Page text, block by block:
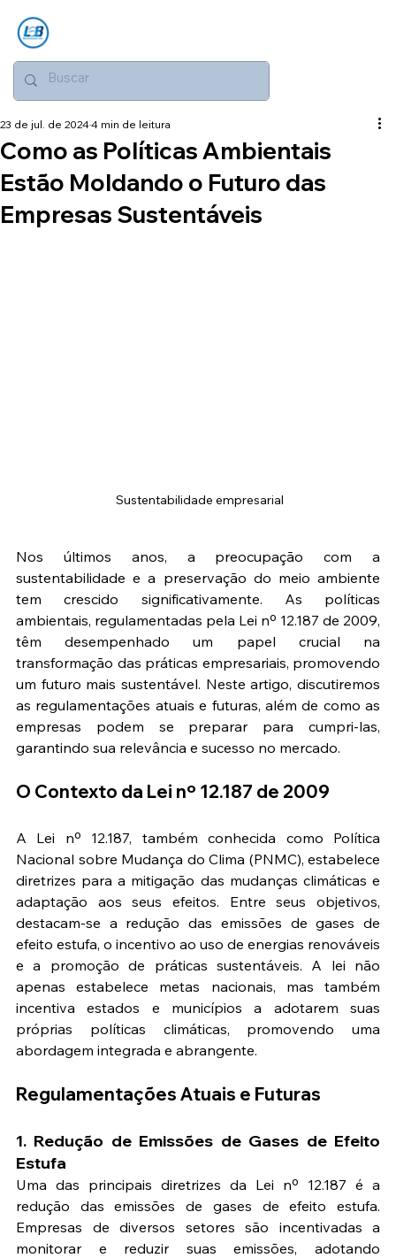
Como as Políticas Ambientais
Estão Moldando o Futuro das
Empresas Sustentáveis
23 de jul. de 20244 min de leitura
Sustentabilidade empresarial
Nos últimos anos, a preocupação com a
sustentabilidade e a preservação do meio ambiente
tem crescido significativamente. As políticas
ambientais, regulamentadas pela Lei nº 12.187 de 2009,
têm desempenhado um papel crucial na
transformação das práticas empresariais, promovendo
um futuro mais sustentável. Neste artigo, discutiremos
as regulamentações atuais e futuras, além de como as
empresas podem se preparar para cumpri-las,
garantindo sua relevância e sucesso no mercado.
O Contexto da Lei nº 12.187 de 2009
A Lei nº 12.187, também conhecida como Política
Nacional sobre Mudança do Clima (PNMC), estabelece
diretrizes para a mitigação das mudanças climáticas e
adaptação aos seus efeitos. Entre seus objetivos,
destacam-se a redução das emissões de gases de
efeito estufa, o incentivo ao uso de energias renováveis
e a promoção de práticas sustentáveis. A lei não
apenas estabelece metas nacionais, mas também
incentiva estados e municípios a adotarem suas
próprias políticas climáticas, promovendo uma
abordagem integrada e abrangente.
Regulamentações Atuais e Futuras
1. Redução de Emissões de Gases de Efeito
Estufa
Uma das principais diretrizes da Lei nº 12.187 é a
redução das emissões de gases de efeito estufa.
Empresas de diversos setores são incentivadas a
monitorar e reduzir suas emissões, adotando